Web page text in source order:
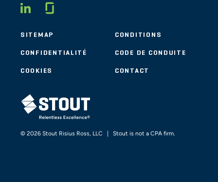
LINKEDIN
SITEMAP CONDITIONS
CONFIDENTIALITÉ CODE DE CONDUITE
COOKIES CONTACT
STOUT LOGO
© 2026 Stout Risius Ross, LLC | Stout is not a CPA firm.